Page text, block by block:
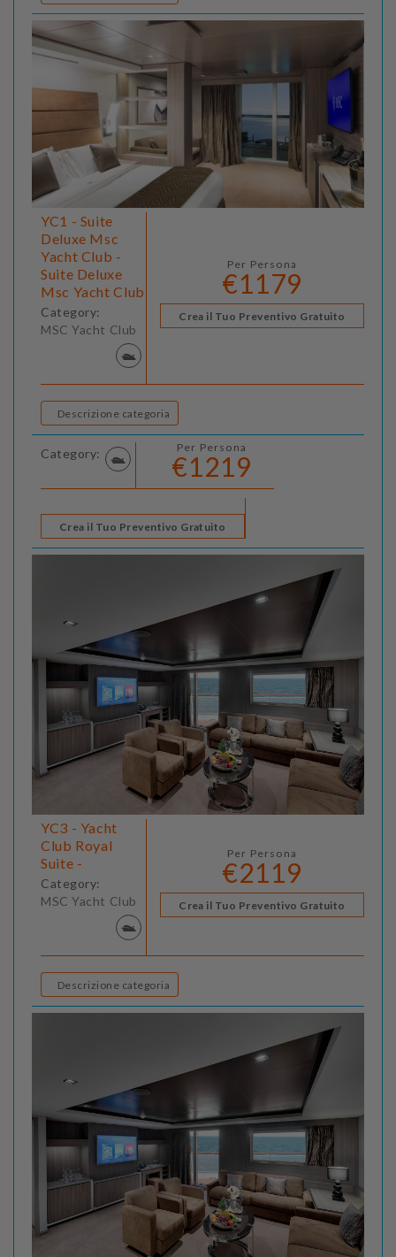
YC1 - Suite
Deluxe Msc
Yacht Club -
Suite Deluxe
Msc Yacht Club
Category:
MSC Yacht Club
Per Persona
€1179
Crea il Tuo Preventivo Gratuito
Descrizione categoria
Category: Per Persona
€1219
Crea il Tuo Preventivo Gratuito
YC3 - Yacht
Club Royal
Suite -
Category:
MSC Yacht Club
Per Persona
€2119
Crea il Tuo Preventivo Gratuito
Descrizione categoria